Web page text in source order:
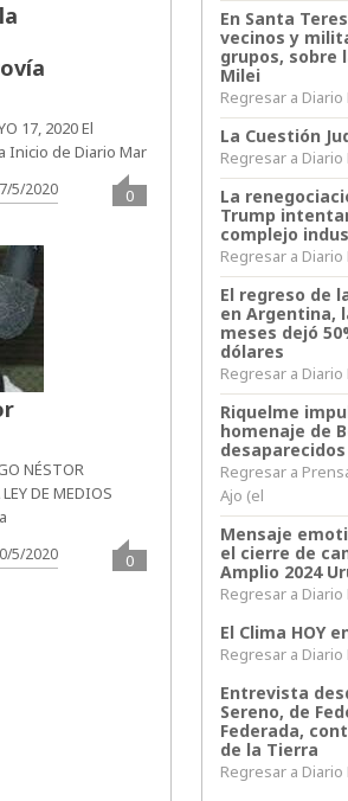
17, 2020 El
Inicio de Diario Mar
5/2020 0
NÉSTOR
DE MEDIOS
5/2020 0
En Santa
vecinos y
grupos, sobre
Milei
Regresar a
La Cuestión
Regresar a
La
Trump
complejo
Regresar a
El regreso de
en Argentina,
meses dejó
dólares
Regresar a
Riquelme
homenaje de
desaparecidos
Regresar a
Ajo (el
Mensaje
el cierre de
Amplio 2024
Regresar a
El Clima HOY
Regresar a
Entrevista
Sereno, de
Federada,
de la Tierra
Regresar a